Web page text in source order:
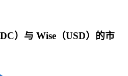
）与 Wise（USD）的市